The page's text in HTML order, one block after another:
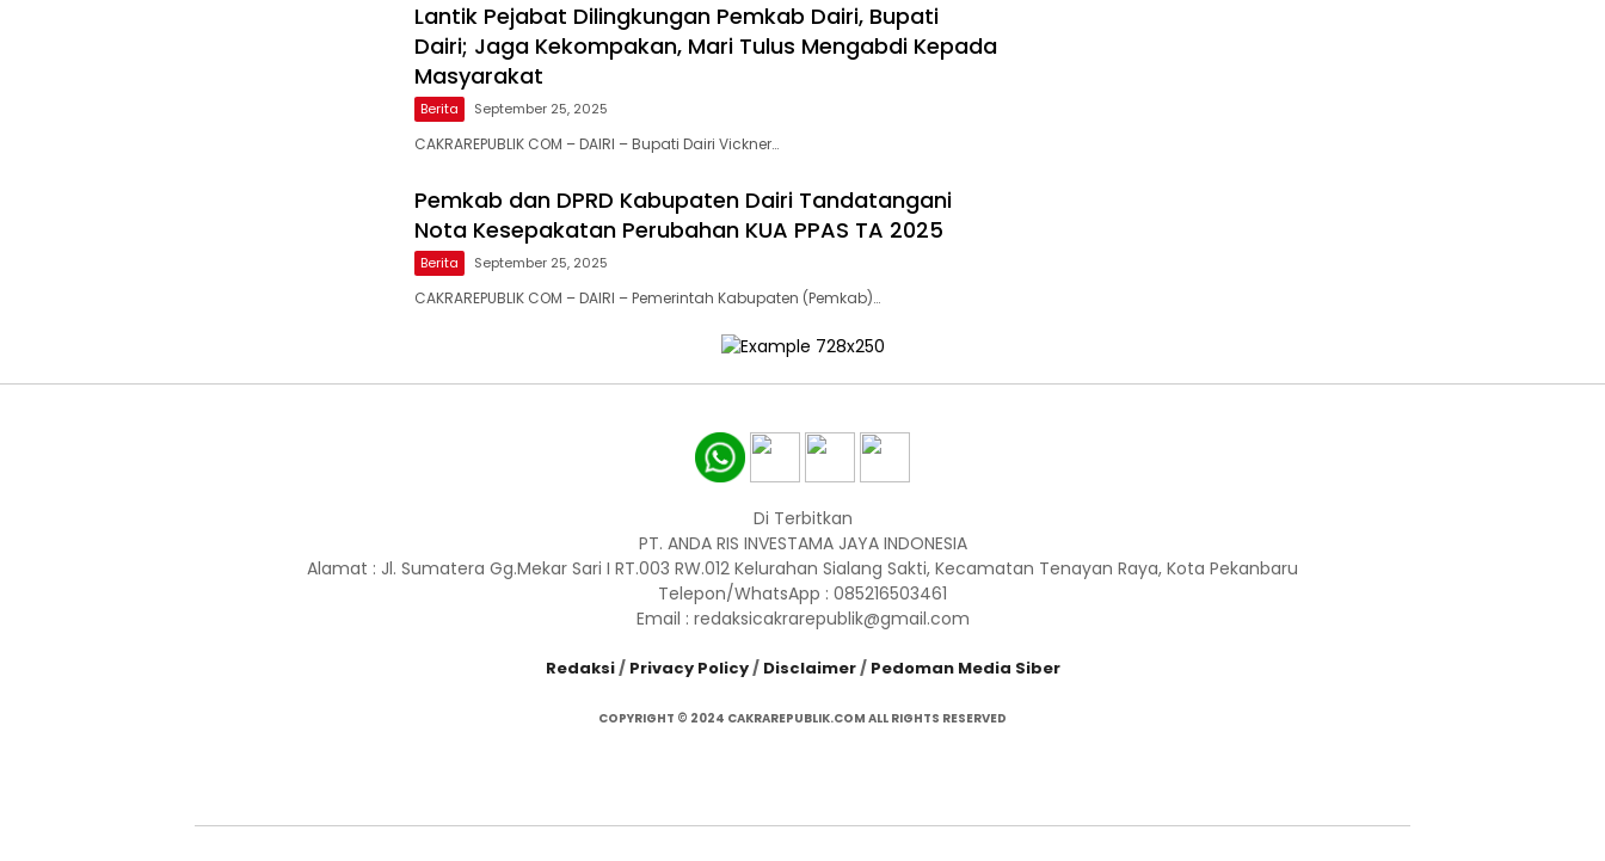
Lantik Pejabat Dilingkungan Pemkab Dairi, Bupati
Dairi; Jaga Kekompakan, Mari Tulus Mengabdi Kepada
Masyarakat
Berita September 25, 2025
CAKRAREPUBLIK COM – DAIRI – Bupati Dairi Vickner…
Pemkab dan DPRD Kabupaten Dairi Tandatangani
Nota Kesepakatan Perubahan KUA PPAS TA 2025
Berita September 25, 2025
CAKRAREPUBLIK COM – DAIRI – Pemerintah Kabupaten (Pemkab)…
Di Terbitkan
PT. ANDA RIS INVESTAMA JAYA INDONESIA
Alamat : Jl. Sumatera Gg.Mekar Sari I RT.003 RW.012 Kelurahan Sialang Sakti, Kecamatan Tenayan Raya, Kota Pekanbaru
Telepon/WhatsApp : 085216503461
Email : redaksicakrarepublik@gmail.com
Redaksi/ Privacy Policy/ Disclaimer/ Pedoman Media Siber
COPYRIGHT © 2024 CAKRAREPUBLIK.COM ALL RIGHTS RESERVED